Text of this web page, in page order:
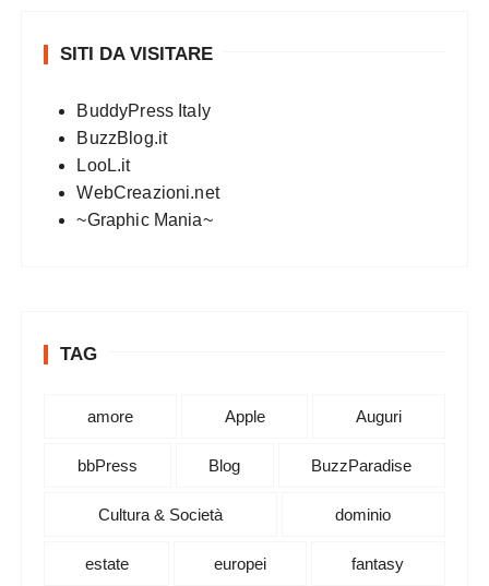
SITI DA VISITARE
BuddyPress Italy
BuzzBlog.it
LooL.it
WebCreazioni.net
~Graphic Mania~
TAG
amore Apple Auguri
bbPress Blog BuzzParadise
Cultura & Società dominio
estate europei fantasy